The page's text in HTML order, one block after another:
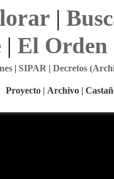
|
| El Orden
| SIPAR | Decretos
Proyecto | Archivo |